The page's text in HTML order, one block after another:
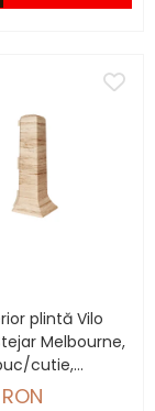
plintă Vilo
Melbourne,
cutie,
plintă 80 mm